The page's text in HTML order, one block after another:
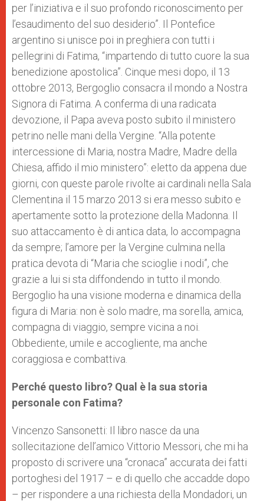
per l’iniziativa e il suo profondo riconoscimento per
l’esaudimento del suo desiderio”. Il Pontefice
argentino si unisce poi in preghiera con tutti i
pellegrini di Fatima, “impartendo di tutto cuore la sua
benedizione apostolica”. Cinque mesi dopo, il 13
ottobre 2013, Bergoglio consacra il mondo a Nostra
Signora di Fatima. A conferma di una radicata
devozione, il Papa aveva posto subito il ministero
petrino nelle mani della Vergine. “Alla potente
intercessione di Maria, nostra Madre, Madre della
Chiesa, affido il mio ministero”: eletto da appena due
giorni, con queste parole rivolte ai cardinali nella Sala
Clementina il 15 marzo 2013 si era messo subito e
apertamente sotto la protezione della Madonna. Il
suo attaccamento è di antica data, lo accompagna
da sempre; l’amore per la Vergine culmina nella
pratica devota di “Maria che scioglie i nodi”, che
grazie a lui si sta diffondendo in tutto il mondo.
Bergoglio ha una visione moderna e dinamica della
figura di Maria: non è solo madre, ma sorella, amica,
compagna di viaggio, sempre vicina a noi.
Obbediente, umile e accogliente, ma anche
coraggiosa e combattiva.
Perché questo libro? Qual è la sua storia
personale con Fatima?
Vincenzo Sansonetti: Il libro nasce da una
sollecitazione dell’amico Vittorio Messori, che mi ha
proposto di scrivere una “cronaca” accurata dei fatti
portoghesi del 1917 – e di quello che accadde dopo
– per rispondere a una richiesta della Mondadori, un